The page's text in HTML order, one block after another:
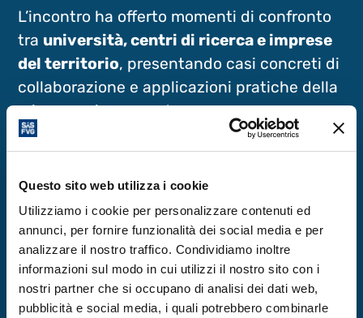
Questo sito web utilizza i cookie
Utilizziamo i cookie per personalizzare contenuti ed
annunci, per fornire funzionalità dei social media e per
analizzare il nostro traffico. Condividiamo inoltre
informazioni sul modo in cui utilizzi il nostro sito con i
nostri partner che si occupano di analisi dei dati web,
pubblicità e social media, i quali potrebbero combinarle
L’incontro ha offerto momenti di confronto
tra università, centri di ricerca e imprese
del territorio, presentando casi concreti di
collaborazione e applicazioni pratiche della
microscopia avanzata.
Filippo Bianco (AD TEC4I FVG)
Segatti (Regione FVG),Gabriele Baj
(Università degli Studi di Trieste),Martina
Conti (CNR – Istituto Officina dei Materiali,
IOM)
Stefano De Monte (Cluster Scienze
della Vita FVG), insieme ai tecnici e relatori